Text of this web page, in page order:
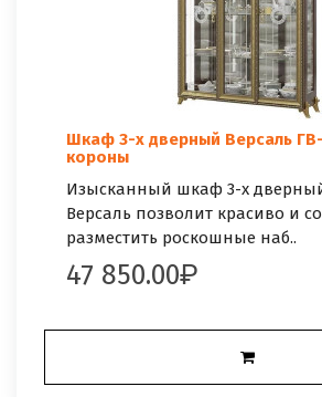
Шкаф 3-х дверный Версаль
короны
Изысканный шкаф 3-х
Версаль позволит красиво и
разместить роскошные наб..
47 850.00